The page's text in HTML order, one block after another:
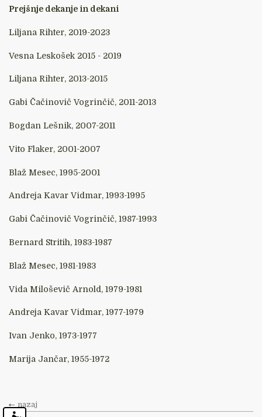
Prejšnje dekanje in dekani
Liljana Rihter, 2019-2023
Vesna Leskošek 2015 - 2019
Liljana Rihter, 2013-2015
Gabi Čačinovič Vogrinčič, 2011-2013
Bogdan Lešnik, 2007-2011
Vito Flaker, 2001-2007
Blaž Mesec, 1995-2001
Andreja Kavar Vidmar, 1993-1995
Gabi Čačinovič Vogrinčič, 1987-1993
Bernard Stritih, 1983-1987
Blaž Mesec, 1981-1983
Vida Miloševič Arnold, 1979-1981
Andreja Kavar Vidmar, 1977-1979
Ivan Jenko, 1973-1977
Marija Jančar, 1955-1972
nazaj